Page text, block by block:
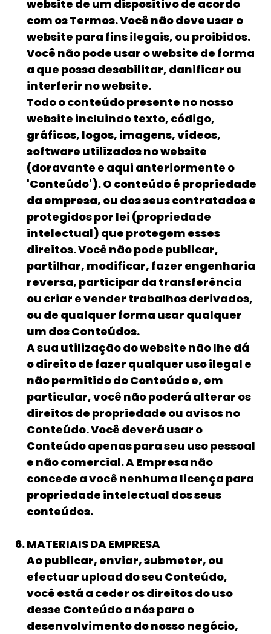
website de um dispositivo de acordo
com os Termos. Você não deve usar o
website para fins ilegais, ou proibidos.
Você não pode usar o website de forma
a que possa desabilitar, danificar ou
interferir no website.
Todo o conteúdo presente no nosso
website incluindo texto, código,
gráficos, logos, imagens, vídeos,
software utilizados no website
(doravante e aqui anteriormente o
'Conteúdo'). O conteúdo é propriedade
da empresa, ou dos seus contratados e
protegidos por lei (propriedade
intelectual) que protegem esses
direitos. Você não pode publicar,
partilhar, modificar, fazer engenharia
reversa, participar da transferência
ou criar e vender trabalhos derivados,
ou de qualquer forma usar qualquer
um dos Conteúdos.
A sua utilização do website não lhe dá
o direito de fazer qualquer uso ilegal e
não permitido do Conteúdo e, em
particular, você não poderá alterar os
direitos de propriedade ou avisos no
Conteúdo. Você deverá usar o
Conteúdo apenas para seu uso pessoal
e não comercial. A Empresa não
concede a você nenhuma licença para
propriedade intelectual dos seus
conteúdos.
MATERIAIS DA EMPRESA
Ao publicar, enviar, submeter, ou
efectuar upload do seu Conteúdo,
você está a ceder os direitos do uso
desse Conteúdo a nós para o
desenvolvimento do nosso negócio,